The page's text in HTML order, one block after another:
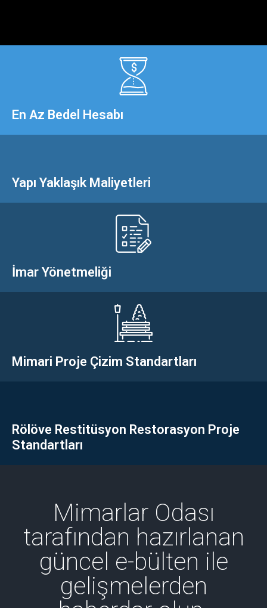
En Az Bedel Hesabı
Yapı Yaklaşık Maliyetleri
İmar Yönetmeliği
Mimari Proje Çizim Standartları
Rölöve Restitüsyon Restorasyon Proje
Standartları
Mimarlar Odası
tarafından hazırlanan
güncel e-bülten ile
gelişmelerden